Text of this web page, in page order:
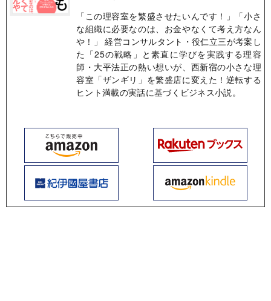
「この理容室を繁盛させたいんです！」「小さ
な組織に必要なのは、お金やなくて考え方なん
や！」 経営コンサルタント・役仁立三が考案し
た「25の戦略」と素直に学びを実践する理容
師・大平法正の熱い想いが、西新宿の小さな理
容室「ザンギリ」を繁盛店に変えた！逆転する
ヒント満載の実話に基づくビジネス小説。